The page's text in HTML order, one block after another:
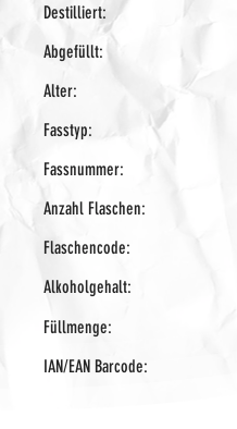
Destilliert:
Abgefüllt:
Alter:
Fasstyp:
Fassnummer:
Anzahl Flaschen:
Flaschencode:
Alkoholgehalt:
Füllmenge:
IAN/EAN Barcode: